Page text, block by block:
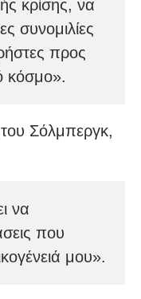
κρίσης, να
συνομιλίες
προς
κόσμο».
Σόλμπεργκ,
να
που
μου».